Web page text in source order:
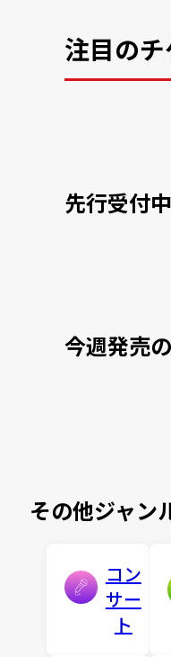
注目の
先行受付
今週発売
その他ジャン
コン
サー
ト